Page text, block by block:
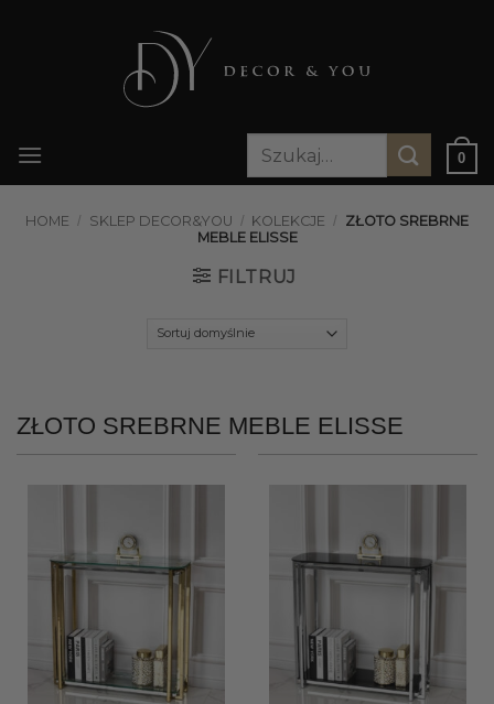
Szukaj:
0
HOME / SKLEP DECOR&YOU / KOLEKCJE / ZŁOTO SREBRNE
MEBLE ELISSE
FILTRUJ
ZŁOTO SREBRNE MEBLE ELISSE